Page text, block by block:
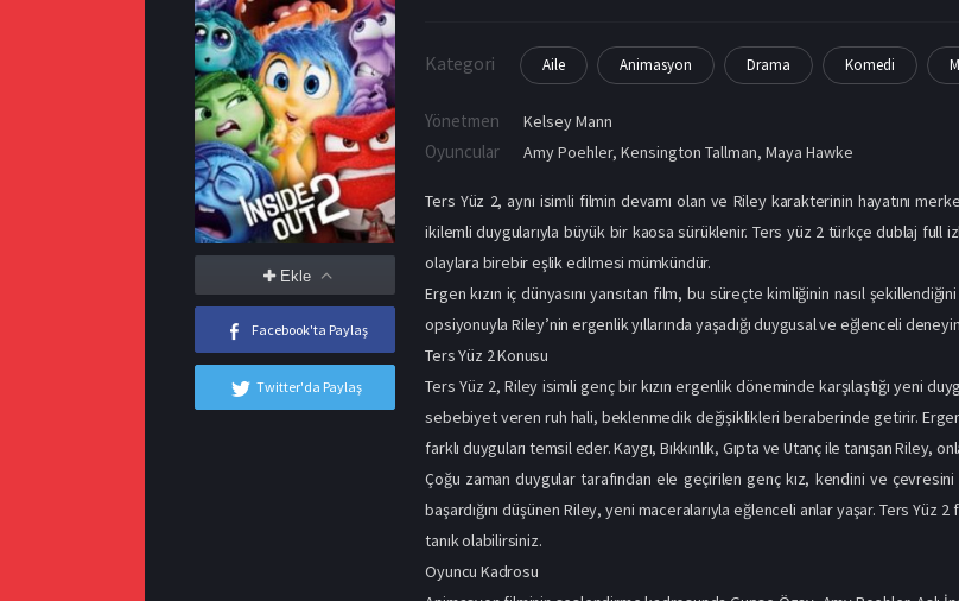
Ekle
Facebook'ta Paylaş
Twitter'da Paylaş
Kategori Aile Animasyon Drama Komedi
Yönetmen Kelsey Mann
Oyuncular Amy Poehler,Kensington Tallman,Maya Hawke
Ters Yüz 2, aynı isimli filmin devamı olan ve Riley karakterinin hayatını
ikilemli duygularıyla büyük bir kaosa sürüklenir. Ters yüz 2 türkçe dublaj full
olaylara birebir eşlik edilmesi mümkündür.
Ergen kızın iç dünyasını yansıtan film, bu süreçte kimliğinin nasıl
opsiyonuyla Riley’nin ergenlik yıllarında yaşadığı duygusal ve eğlenceli
Ters Yüz 2 Konusu
Ters Yüz 2, Riley isimli genç bir kızın ergenlik döneminde karşılaştığı yeni
sebebiyet veren ruh hali, beklenmedik değişiklikleri beraberinde getirir.
farklı duyguları temsil eder. Kaygı, Bıkkınlık, Gıpta ve Utanç ile tanışan Riley,
Çoğu zaman duygular tarafından ele geçirilen genç kız, kendini ve
başardığını düşünen Riley, yeni maceralarıyla eğlenceli anlar yaşar. Ters
tanık olabilirsiniz.
Oyuncu Kadrosu